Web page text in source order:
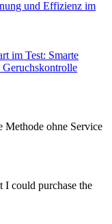
und Effizienz im
im Test: Smarte
Methode ohne Service
I could purchase the